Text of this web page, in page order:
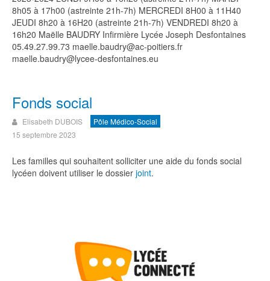
Fonds social
Elisabeth DUBOIS
Pôle Médico-Social
15 septembre 2023
Les familles qui souhaitent solliciter une aide du fonds social
lycéen doivent utiliser le dossier joint.